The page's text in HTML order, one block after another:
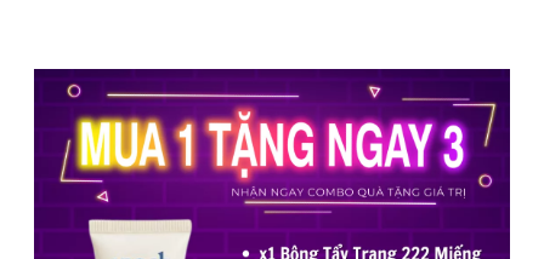
Nhiều Chương Trình Ưu Đãi
Phát Hiện Hàng Giả Đền 300%